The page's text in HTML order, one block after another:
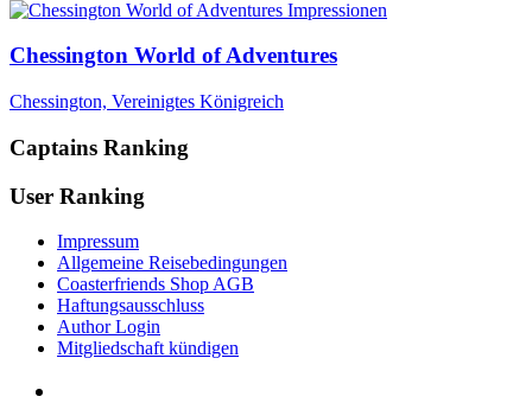
Chessington World of Adventures
Chessington, Vereinigtes Königreich
Captains Ranking
User Ranking
Impressum
Allgemeine Reisebedingungen
Coasterfriends Shop AGB
Haftungsausschluss
Author Login
Mitgliedschaft kündigen